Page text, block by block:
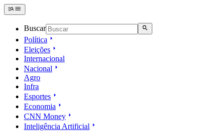
Buscar
Política
Eleições
Internacional
Nacional
Agro
Infra
Esportes
Economia
CNN Money
Inteligência Artificial